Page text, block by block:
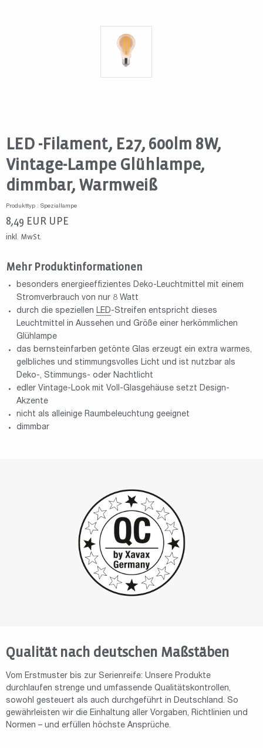
LED -Filament, E27, 600lm 8W,
Vintage-Lampe Glühlampe,
dimmbar, Warmweiß
Produkttyp : Speziallampe
8,49 EUR UPE
inkl. MwSt.
Mehr Produktinformationen
besonders energieeffizientes Deko-Leuchtmittel mit einem
Stromverbrauch von nur 8 Watt
durch die speziellen LED-Streifen entspricht dieses
Leuchtmittel in Aussehen und Größe einer herkömmlichen
Glühlampe
das bernsteinfarben getönte Glas erzeugt ein extra warmes,
gelbliches und stimmungsvolles Licht und ist nutzbar als
Deko-, Stimmungs- oder Nachtlicht
edler Vintage-Look mit Voll-Glasgehäuse setzt Design-
Akzente
nicht als alleinige Raumbeleuchtung geeignet
dimmbar
Qualität nach deutschen Maßstäben
Vom Erstmuster bis zur Serienreife: Unsere Produkte
durchlaufen strenge und umfassende Qualitätskontrollen,
sowohl gesteuert als auch durchgeführt in Deutschland. So
gewährleisten wir die Einhaltung aller Vorgaben, Richtlinien und
Normen – und erfüllen höchste Ansprüche.